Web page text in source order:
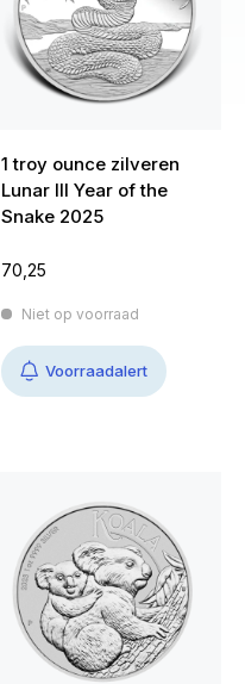
1 troy ounce zilveren
Lunar III Year of the
Snake 2025
70,25
Niet op voorraad
Voorraadalert